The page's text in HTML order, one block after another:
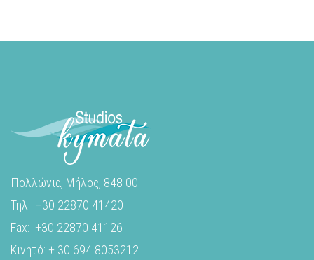
Πολλώνια, Μήλος, 848 00
Τηλ : +30 22870 41420
Fax: +30 22870 41126
Κινητό: + 30 694 8053212